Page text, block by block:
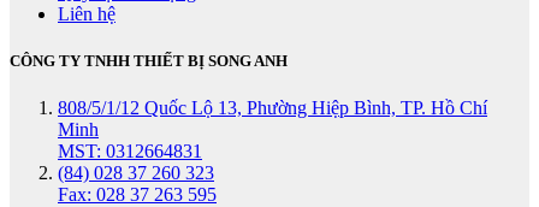
Liên hệ
CÔNG TY TNHH THIẾT BỊ SONG ANH
808/5/1/12 Quốc Lộ 13, Phường Hiệp Bình, TP. Hồ Chí
Minh
MST: 0312664831
(84) 028 37 260 323
Fax: 028 37 263 595